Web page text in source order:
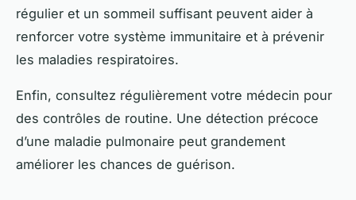
régulier et un sommeil suffisant peuvent aider à
renforcer votre système immunitaire et à prévenir
les maladies respiratoires.
Enfin, consultez régulièrement votre médecin pour
des contrôles de routine. Une détection précoce
d’une maladie pulmonaire peut grandement
améliorer les chances de guérison.